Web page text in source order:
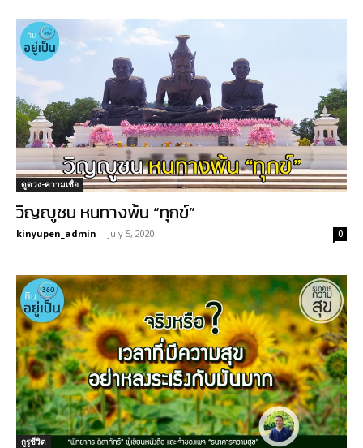
ดูดวง-ความเชื่อ
วิญญูชน หนทางพ้น “ทุกข์”
kinyupen_admin - July 5, 2020 0
กูรูชีวิต